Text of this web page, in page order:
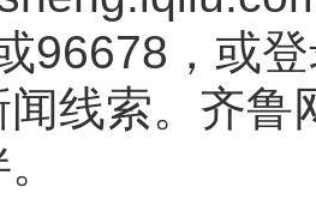
96678，或
闻线索。齐鲁